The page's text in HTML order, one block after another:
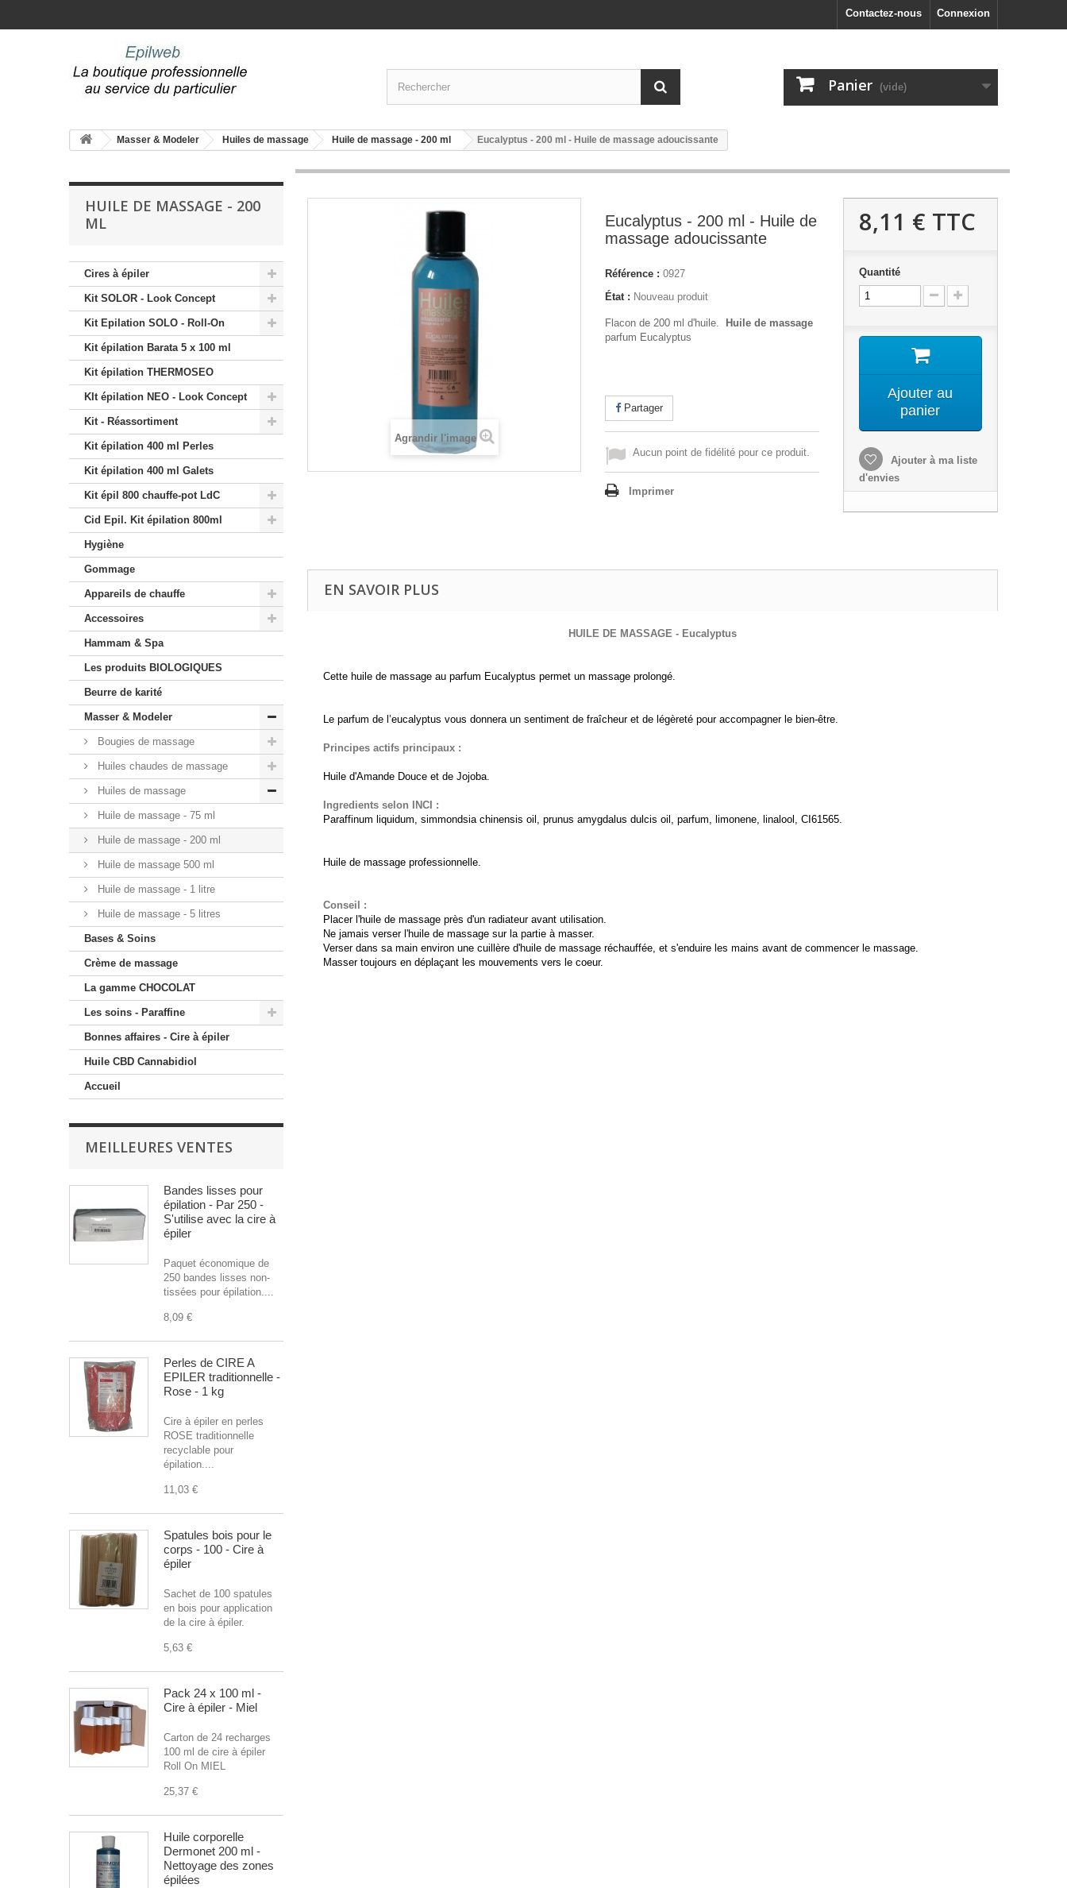
Connexion
Contactez-nous
Panier (vide)
Masser & Modeler Huiles de massage Huile de massage - 200 ml Eucalyptus - 200 ml - Huile de massage adoucissante
HUILE DE MASSAGE - 200
ML
Cires à épiler
Kit SOLOR - Look Concept
Kit Epilation SOLO - Roll-On
Kit épilation Barata 5 x 100 ml
Kit épilation THERMOSEO
KIt épilation NEO - Look Concept
Kit - Réassortiment
Kit épilation 400 ml Perles
Kit épilation 400 ml Galets
Kit épil 800 chauffe-pot LdC
Cid Epil. Kit épilation 800ml
Hygiène
Gommage
Appareils de chauffe
Accessoires
Hammam & Spa
Les produits BIOLOGIQUES
Beurre de karité
Masser & Modeler
Bougies de massage
Huiles chaudes de massage
Huiles de massage
Huile de massage - 75 ml
Huile de massage - 200 ml
Huile de massage 500 ml
Huile de massage - 1 litre
Huile de massage - 5 litres
Bases & Soins
Crème de massage
La gamme CHOCOLAT
Les soins - Paraffine
Bonnes affaires - Cire à épiler
Huile CBD Cannabidiol
Accueil
MEILLEURES VENTES
Bandes lisses pour
épilation - Par 250 -
S'utilise avec la cire à
épiler
Paquet économique de
250 bandes lisses non-
tissées pour épilation....
8,09 €
Perles de CIRE A
EPILER traditionnelle -
Rose - 1 kg
Cire à épiler en perles
ROSE traditionnelle
recyclable pour
épilation....
11,03 €
Spatules bois pour le
corps - 100 - Cire à
épiler
Sachet de 100 spatules
en bois pour application
de la cire à épiler.
5,63 €
Pack 24 x 100 ml -
Cire à épiler - Miel
Carton de 24 recharges
100 ml de cire à épiler
Roll On MIEL
25,37 €
Huile corporelle
Dermonet 200 ml -
Nettoyage des zones
épilées
Agrandir l'image
Eucalyptus - 200 ml - Huile de
massage adoucissante
Référence : 0927
État : Nouveau produit
Flacon de 200 ml d'huile.
Huile de massage
parfum Eucalyptus
Partager
Aucun point de fidélité pour ce produit.
Imprimer
8,11 € TTC
Quantité
Ajouter au
panier
Ajouter à ma liste
d'envies
EN SAVOIR PLUS
HUILE DE MASSAGE - Eucalyptus
Cette huile de massage au parfum Eucalyptus permet un massage prolongé.
Le parfum de l’eucalyptus vous donnera un sentiment de fraîcheur et de légèreté pour accompagner le bien-être.
Principes actifs principaux :
Huile d'Amande Douce et de Jojoba.
Ingredients selon INCI :
Paraffinum liquidum, simmondsia chinensis oil, prunus amygdalus dulcis oil, parfum, limonene, linalool, CI61565.
Huile de massage professionnelle.
Conseil :
Placer l'huile de massage près d'un radiateur avant utilisation.
Ne jamais verser l'huile de massage sur la partie à masser.
Verser dans sa main environ une cuillère d'huile de massage réchauffée, et s'enduire les mains avant de commencer le massage.
Masser toujours en déplaçant les mouvements vers le coeur.